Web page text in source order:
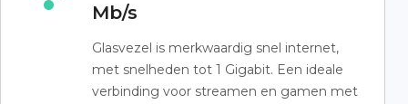
Mb/s
Glasvezel is merkwaardig snel internet,
met snelheden tot 1 Gigabit. Een ideale
verbinding voor streamen en gamen met